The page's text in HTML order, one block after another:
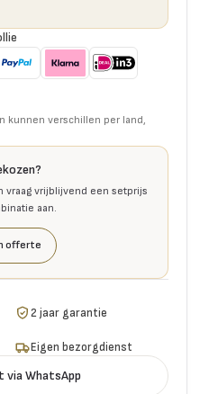
kunnen verschillen per land,
vraag vrijblijvend een setprijs
aan.
offerte
2 jaar garantie
Eigen bezorgdienst
via WhatsApp